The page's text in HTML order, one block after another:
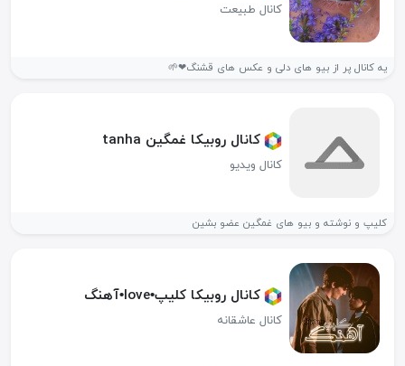
کانال طبیعت
یه کانال پر از بیو های دلی و عکس های قشنگ❤🌱
کانال روبیکا غمگین tanha
کانال ویدیو
کلیپ و نوشته و بیو های غمگین عضو بشین
کانال روبیکا کلیپ•love•آهنگ
کانال عاشقانه